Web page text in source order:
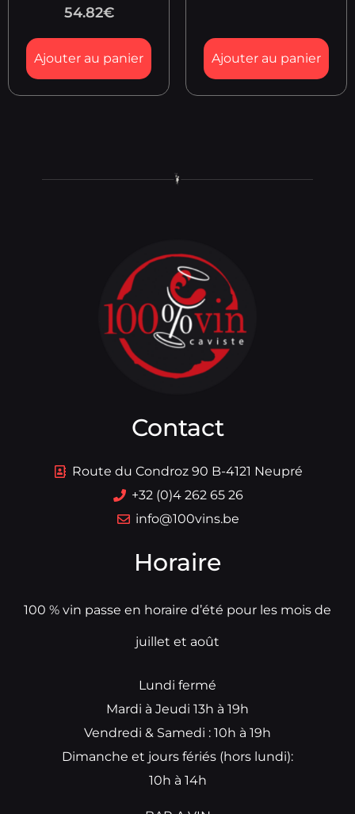
54.82€
Ajouter au panier Ajouter au panier
Contact
Route du Condroz 90 B-4121 Neupré
+32 (0)4 262 65 26
info@100vins.be
Horaire
100 % vin passe en horaire d’été pour les mois de
juillet et août
Lundi fermé
Mardi à Jeudi 13h à 19h
Vendredi & Samedi : 10h à 19h
Dimanche et jours fériés (hors lundi):
10h à 14h